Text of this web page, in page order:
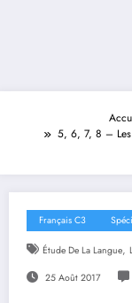
5, 6, 7, 8 –
Français C3
Étude De La Langue,
25 Août 2017